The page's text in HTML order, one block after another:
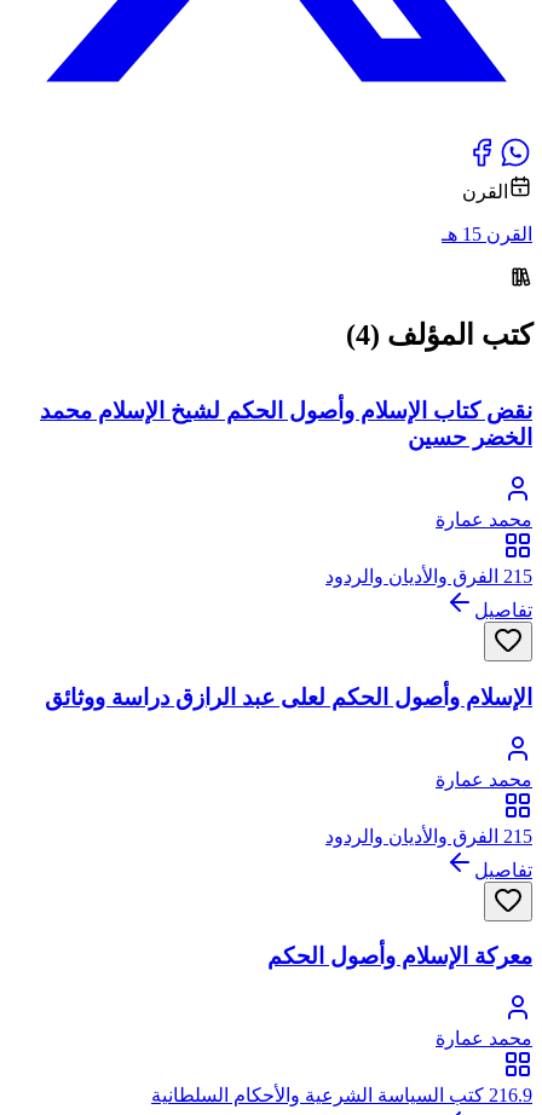
القرن
القرن 15 هـ
كتب المؤلف (4)
نقض كتاب الإسلام وأصول الحكم لشيخ الإسلام محمد
الخضر حسين
محمد عمارة
215 الفرق والأديان والردود
تفاصيل
الإسلام وأصول الحكم لعلى عبد الرازق دراسة ووثائق
محمد عمارة
215 الفرق والأديان والردود
تفاصيل
معركة الإسلام وأصول الحكم
محمد عمارة
216.9 كتب السياسة الشرعية والأحكام السلطانية